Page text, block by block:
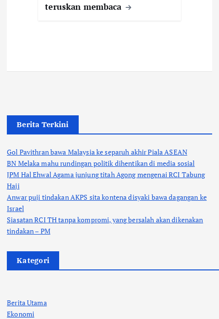
teruskan membaca
Berita Terkini
Gol Pavithran bawa Malaysia ke separuh akhir Piala ASEAN
BN Melaka mahu rundingan politik dihentikan di media sosial
JPM Hal Ehwal Agama junjung titah Agong mengenai RCI Tabung
Haji
Anwar puji tindakan AKPS sita kontena disyaki bawa dagangan ke
Israel
Siasatan RCI TH tanpa kompromi, yang bersalah akan dikenakan
tindakan – PM
Kategori
Berita Utama
Ekonomi